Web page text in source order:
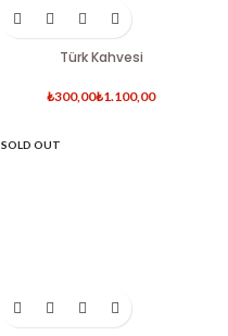
Türk Kahvesi
₺ ₺
SOLD OUT